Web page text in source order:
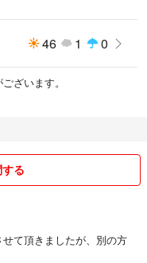
46 1 0
ざいます。
る
て頂きましたが、別の方